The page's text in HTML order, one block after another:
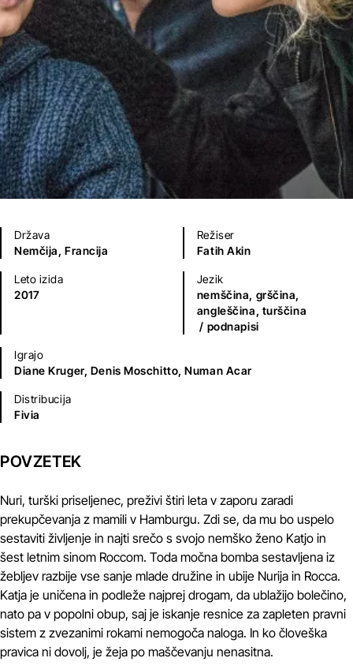
Država
Nemčija,Francija
Režiser
Fatih Akin
Leto izida
2017
Jezik
nemščina, grščina,
angleščina, turščina
/ podnapisi
Igrajo
Diane Kruger, Denis Moschitto,Numan Acar
Distribucija
Fivia
POVZETEK
Nuri, turški priseljenec, preživi štiri leta v zaporu zaradi
prekupčevanja z mamili v Hamburgu. Zdi se, da mu bo uspelo
sestaviti življenje in najti srečo s svojo nemško ženo Katjo in
šest letnim sinom Roccom. Toda močna bomba sestavljena iz
žebljev razbije vse sanje mlade družine in ubije Nurija in Rocca.
Katja je uničena in podleže najprej drogam, da ublažijo bolečino,
nato pa v popolni obup, saj je iskanje resnice za zapleten pravni
sistem z zvezanimi rokami nemogoča naloga. In ko človeška
pravica ni dovolj, je žeja po maščevanju nenasitna.